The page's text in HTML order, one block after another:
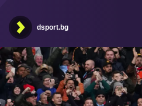
dsport.bg